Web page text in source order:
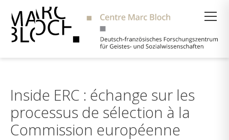
Inside ERC : échange sur les
processus de sélection à la
Commission européenne